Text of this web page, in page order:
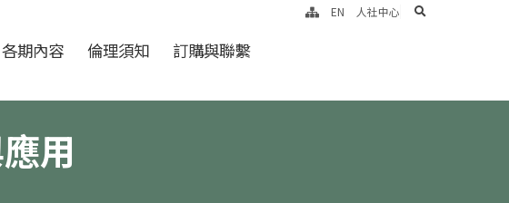
各期內容 倫理須知 訂購與聯繫
EN 人社中心 search
用